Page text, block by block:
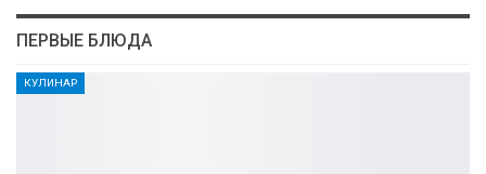
ПЕРВЫЕ БЛЮДА
КУЛИНАР